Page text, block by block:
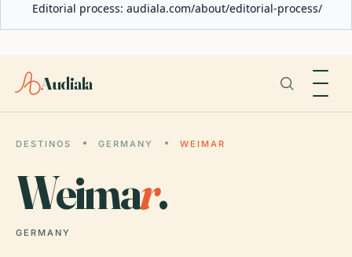
Editorial process: audiala.com/about/editorial-process/
Audiala
DESTINOS GERMANY WEIMAR
Weimar.
GERMANY